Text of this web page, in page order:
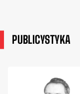
PUBLICYSTYKA